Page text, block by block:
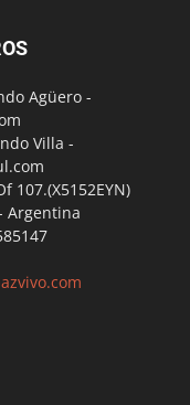
Agüero -
Villa -
107.(X5152EYN)
Argentina